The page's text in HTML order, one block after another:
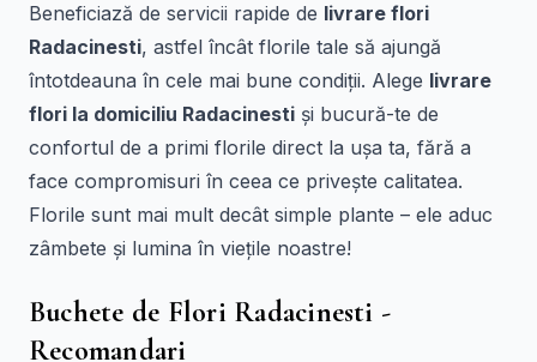
Beneficiază de servicii rapide de livrare flori
Radacinesti, astfel încât florile tale să ajungă
întotdeauna în cele mai bune condiții. Alege livrare
flori la domiciliu Radacinesti și bucură-te de
confortul de a primi florile direct la ușa ta, fără a
face compromisuri în ceea ce privește calitatea.
Florile sunt mai mult decât simple plante – ele aduc
zâmbete și lumina în viețile noastre!
Buchete de Flori Radacinesti -
Recomandari